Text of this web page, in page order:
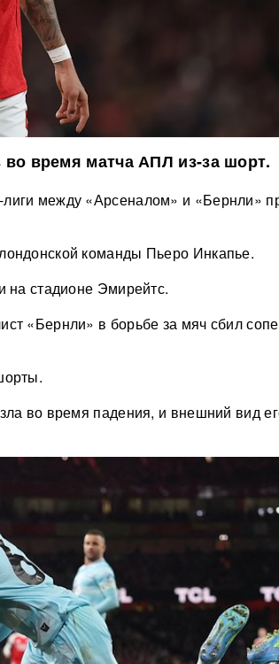
время матча АПЛ из-за шорт.
между «Арсеналом» и «Бернли»
команды Пьеро Инкапье.
на стадионе Эмирейтс.
«Бернли» в борьбе за мяч сбил
во время падения, и внешний вид